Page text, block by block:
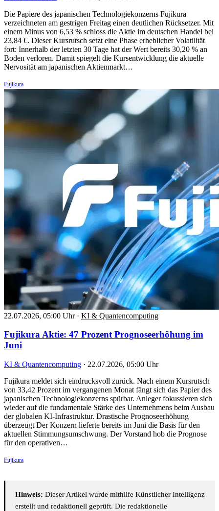
Die Papiere des japanischen Technologiekonzerns Fujikura
verzeichneten am gestrigen Freitag einen deutlichen Rücksetzer. Mit
einem Minus von 6,53 % schloss die Aktie im deutschen Handel bei
23,84 €. Dieser Kursrutsch setzt eine Phase erheblicher Volatilität
fort: Innerhalb der letzten 30 Tage hat der Wert bereits 30,20 % an
Boden verloren. Damit spiegelt die Kursentwicklung die aktuelle
Nervosität am japanischen Aktienmarkt…
Fujikura
22.07.2026, 05:00 Uhr · KI & Quantencomputing
Fujikura Aktie: 47 Prozent Prognoseerhöhung im
Juni
KI & Quantencomputing · 22.07.2026, 05:00 Uhr
Fujikura meldet sich eindrucksvoll zurück. Nach einem Kursrutsch
von 33,42 Prozent im vergangenen Monat fängt sich das Papier des
japanischen Technologiekonzerns spürbar. Anleger fokussieren sich
wieder auf die fundamentale Stärke des Unternehmens beim Ausbau
der globalen KI-Infrastruktur. Drastische Prognoseerhöhung
überzeugt Der Konzern lieferte bereits im Juni die Basis für den
aktuellen Stimmungsumschwung. Der Vorstand hob die Prognose
für den operativen…
Fujikura
Hinweis: Dieser Artikel wurde mithilfe Künstlicher Intelligenz
erstellt und redaktionell geprüft. Die redaktionelle